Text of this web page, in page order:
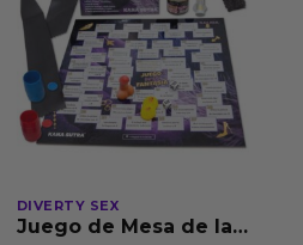
DIVERTY SEX
Juego de Mesa de las